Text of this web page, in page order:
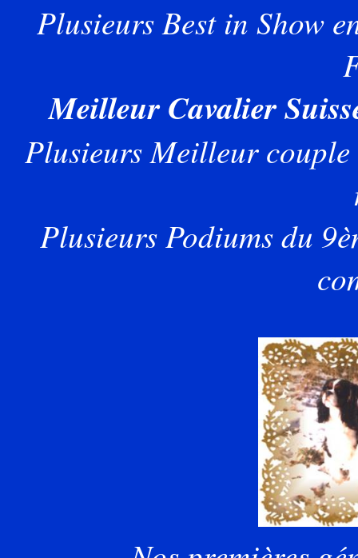
Plusieurs Best in Show
Meilleur Cavalier
Plusieurs Meilleur
Plusieurs Podiums du